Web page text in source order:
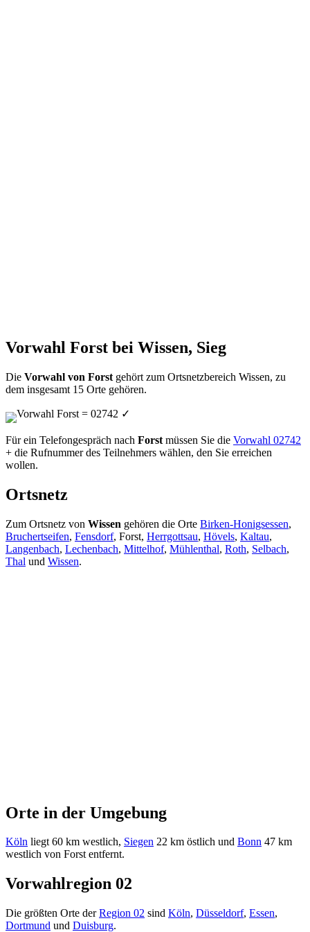
Vorwahl Forst bei Wissen, Sieg
Die Vorwahl von Forst gehört zum Ortsnetzbereich Wissen, zu
dem insgesamt 15 Orte gehören.
Vorwahl Forst = 02742 ✓
Für ein Telefongespräch nach Forst müssen Sie die Vorwahl 02742
+ die Rufnummer des Teilnehmers wählen, den Sie erreichen
wollen.
Ortsnetz
Zum Ortsnetz von Wissen gehören die Orte Birken-Honigsessen,
Bruchertseifen, Fensdorf, Forst, Herrgottsau, Hövels, Kaltau,
Langenbach, Lechenbach, Mittelhof, Mühlenthal, Roth, Selbach,
Thal und Wissen.
Orte in der Umgebung
Köln liegt 60 km westlich, Siegen 22 km östlich und Bonn 47 km
westlich von Forst entfernt.
Vorwahlregion 02
Die größten Orte derRegion 02 sind Köln, Düsseldorf, Essen,
Dortmund und Duisburg.